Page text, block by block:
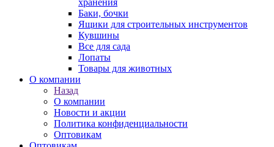
хранения
Баки, бочки
Ящики для строительных инструментов
Кувшины
Все для сада
Лопаты
Товары для животных
О компании
Назад
О компании
Новости и акции
Политика конфиденциальности
Оптовикам